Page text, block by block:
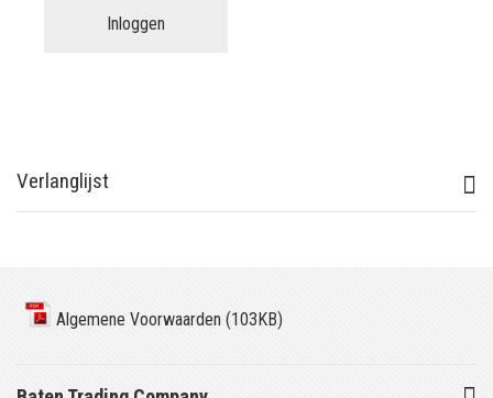
Inloggen
Verlanglijst
Algemene Voorwaarden (103KB)